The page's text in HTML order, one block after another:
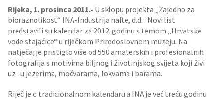
Rijeka, 1. prosinca 2011.- U sklopu projekta „Zajedno za
bioraznolikost“ INA-Industrija nafte, d.d. i Novi list
predstavili su kalendar za 2012. godinu s temom „Hrvatske
vode stajaćice“ u riječkom Prirodoslovnom muzeju. Na
natječaj je pristiglo više od 550 amaterskih i profesionalnih
fotografija s motivima biljnog i životinjskog svijeta koji živi
uz i u jezerima, močvarama, lokvama i barama.
Riječ je o tradicionalnom kalendaru a INA je već treću godinu